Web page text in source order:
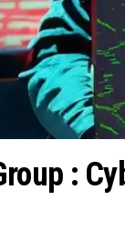
: